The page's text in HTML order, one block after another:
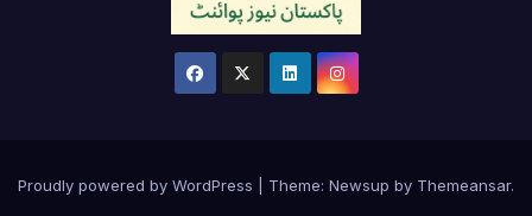
Proudly powered by WordPress Theme: Newsup by Themeansar.